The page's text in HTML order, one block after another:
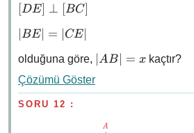
\quad
\abs{DC}
= 12
[DE]
[BC]
[DE] ⊥ [BC]
\abs{BE}
\abs{CE}
BE = CE∣
olduğuna göre, \abs{AB}
AB = xkaçtır?
Çözümü Göster
SORU 12 :